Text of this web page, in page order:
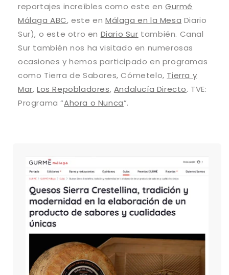
reportajes increíbles como este enGurmé
Málaga ABC, este en Málaga en la Mesa Diario
Sur), o este otro en Diario Sur también. Canal
Sur también nos ha visitado en numerosas
ocasiones y hemos participado en programas
como Tierra de Sabores, Cómetelo, Tierra y
Mar,Los Repobladores, Andalucía Directo. TVE:
Programa “Ahora o Nunca”.